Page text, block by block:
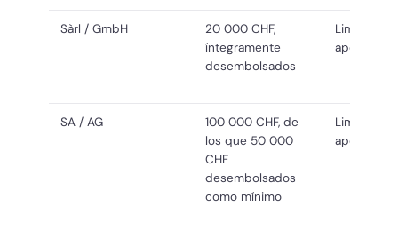
Sàrl / GmbH
20 000 CHF,
íntegramente
desembolsados
Limitada a
SA / AG
100 000 CHF, de
los que 50 000
CHF
desembolsados
como mínimo
Limitada a